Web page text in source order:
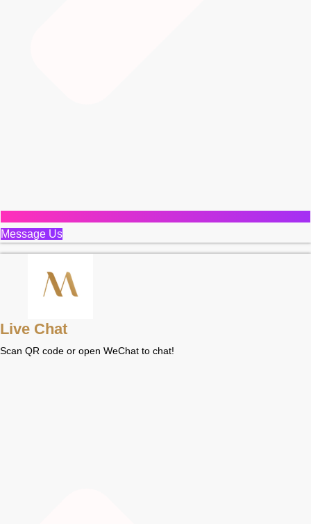
Message Us
Live Chat
Scan QR code or open WeChat to chat!